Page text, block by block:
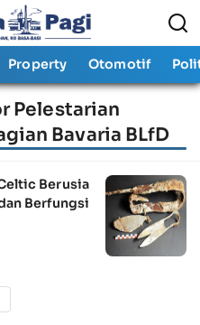
Property Otomotif
Pelestarian
Bavaria BLfD
Berusia
Berfungsi